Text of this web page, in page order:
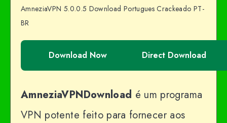
AmneziaVPN 5.0.0.5 Download Portugues Crackeado PT-
BR
Download Now Direct Download
AmneziaVPNDownload é um programa
VPN potente feito para fornecer aos